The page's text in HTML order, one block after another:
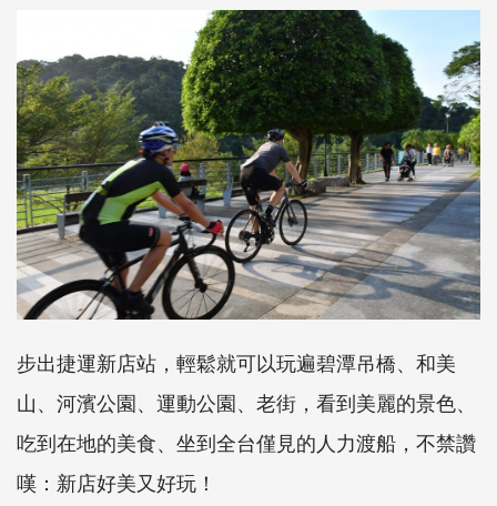
步出捷運新店站，輕鬆就可以玩遍碧潭吊橋、和美
山、河濱公園、運動公園、老街，看到美麗的景色、
吃到在地的美食、坐到全台僅見的人力渡船，不禁讚
嘆：新店好美又好玩！